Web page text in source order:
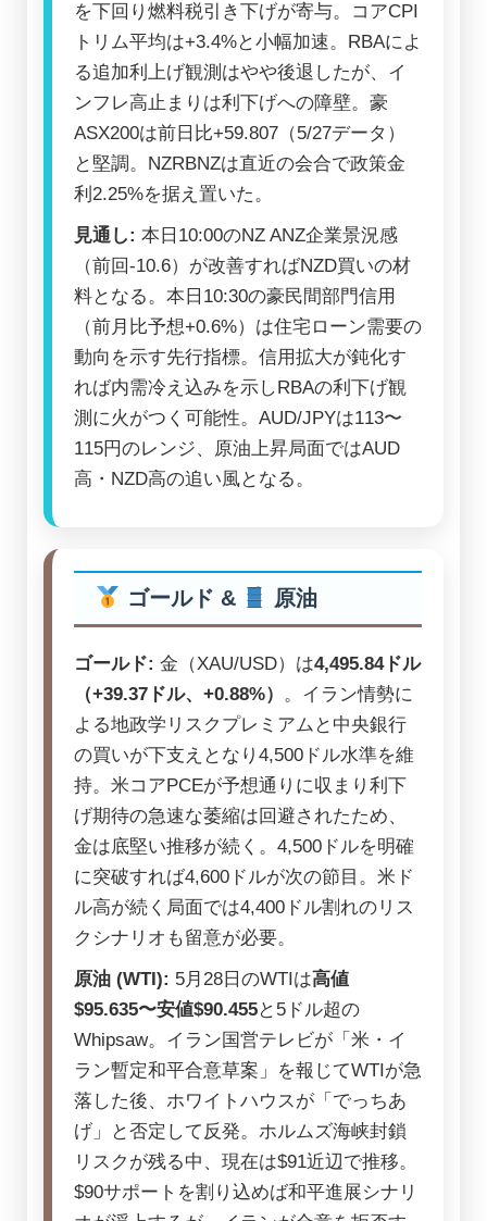
を下回り燃料税引き下げが寄与。コアCPI
トリム平均は+3.4%と小幅加速。RBAによ
る追加利上げ観測はやや後退したが、イ
ンフレ高止まりは利下げへの障壁。豪
ASX200は前日比+59.807（5/27データ）
と堅調。NZRBNZは直近の会合で政策金
利2.25%を据え置いた。
見通し: 本日10:00のNZ ANZ企業景況感
（前回-10.6）が改善すればNZD買いの材
料となる。本日10:30の豪民間部門信用
（前月比予想+0.6%）は住宅ローン需要の
動向を示す先行指標。信用拡大が鈍化す
れば内需冷え込みを示しRBAの利下げ観
測に火がつく可能性。AUD/JPYは113〜
115円のレンジ、原油上昇局面ではAUD
高・NZD高の追い風となる。
ゴールド & 原油
ゴールド: 金（XAU/USD）は4,495.84ドル
（+39.37ドル、+0.88%） 。イラン情勢に
よる地政学リスクプレミアムと中央銀行
の買いが下支えとなり4,500ドル水準を維
持。米コアPCEが予想通りに収まり利下
げ期待の急速な萎縮は回避されたため、
金は底堅い推移が続く。4,500ドルを明確
に突破すれば4,600ドルが次の節目。米ド
ル高が続く局面では4,400ドル割れのリス
クシナリオも留意が必要。
原油 (WTI): 5月28日のWTIは高値
$95.635〜安値$90.455と5ドル超の
Whipsaw。イラン国営テレビが「米・イ
ラン暫定和平合意草案」を報じてWTIが急
落した後、ホワイトハウスが「でっちあ
げ」と否定して反発。ホルムズ海峡封鎖
リスクが残る中、現在は$91近辺で推移。
$90サポートを割り込めば和平進展シナリ